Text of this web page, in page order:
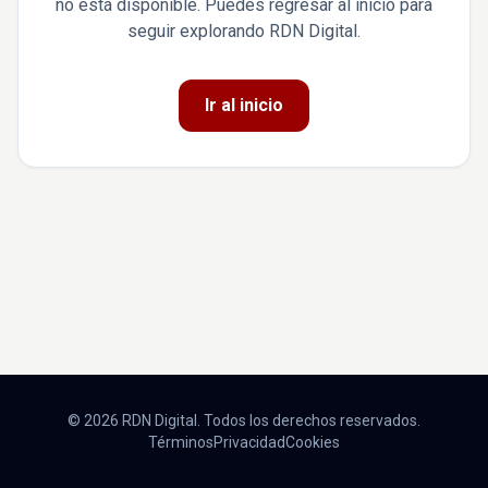
no está disponible. Puedes regresar al inicio para
seguir explorando RDN Digital.
Ir al inicio
© 2026 RDN Digital. Todos los derechos reservados.
TérminosPrivacidadCookies